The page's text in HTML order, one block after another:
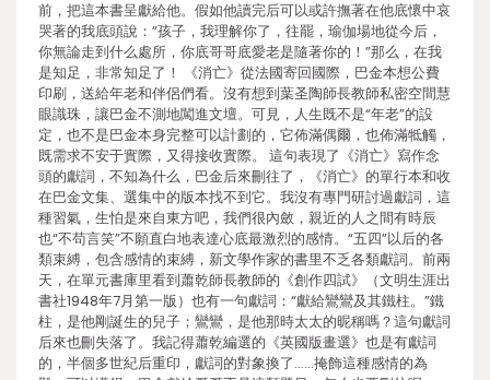
前，把這本書呈獻給他。假如他讀完后可以或許撫著在他底懷中哀
哭著的我底頭說：“孩子，我理解你了，往罷，瑜伽場地從今后，
你無論走到什么處所，你底哥哥底愛老是隨著你的！”那么，在我
是知足，非常知足了！ 《消亡》從法國寄回國際，巴金本想公費
印刷，送給年老和伴侶們看。沒有想到葉圣陶師長教師私密空間慧
眼識珠，讓巴金不測地闖進文壇。可見，人生既不是“年老”的設
定，也不是巴金本身完整可以計劃的，它佈滿偶爾，也佈滿牴觸，
既需求不安于實際，又得接收實際。 這句表現了《消亡》寫作念
頭的獻詞，不知為什么，巴金后來刪往了，《消亡》的單行本和收
在巴金文集、選集中的版本找不到它。我沒有專門研討過獻詞，這
種習氣，生怕是來自東方吧，我們很內斂，親近的人之間有時辰
也“不苟言笑”不願直白地表達心底最激烈的感情。“五四”以后的各
類束縛，包含感情的束縛，新文學作家的書里不乏各類獻詞。前兩
天，在單元書庫里看到蕭乾師長教師的《創作四試》（文明生涯出
書社1948年7月第一版）也有一句獻詞：“獻給鸞鸞及其鐵柱。”鐵
柱，是他剛誕生的兒子；鸞鸞，是他那時太太的昵稱嗎？這句獻詞
后來也刪失落了。我記得蕭乾編選的《英國版畫選》也是有獻詞
的，半個多世紀后重印，獻詞的對象換了……掩飾這種感情的為